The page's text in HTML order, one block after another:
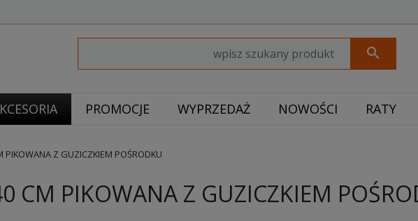
search
PROMOCJE WYPRZEDAŻ NOWOŚCI RATY
Z GUZICZKIEM POŚRODKU
CM PIKOWANA Z GUZICZKIEM